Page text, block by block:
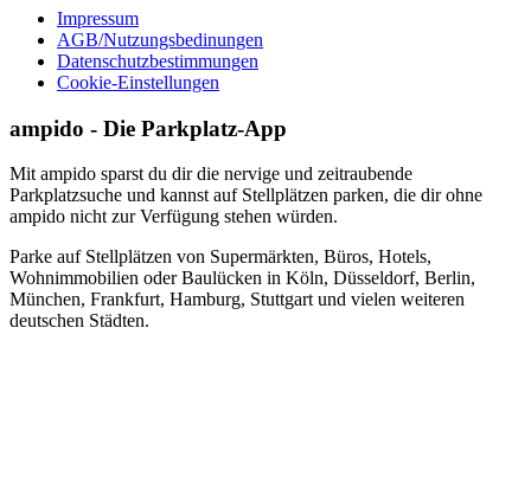
Impressum
AGB/Nutzungsbedinungen
Datenschutzbestimmungen
Cookie-Einstellungen
ampido - Die Parkplatz-App
Mit ampido sparst du dir die nervige und zeitraubende
Parkplatzsuche und kannst auf Stellplätzen parken, die dir ohne
ampido nicht zur Verfügung stehen würden.
Parke auf Stellplätzen von Supermärkten, Büros, Hotels,
Wohnimmobilien oder Baulücken in Köln, Düsseldorf, Berlin,
München, Frankfurt, Hamburg, Stuttgart und vielen weiteren
deutschen Städten.